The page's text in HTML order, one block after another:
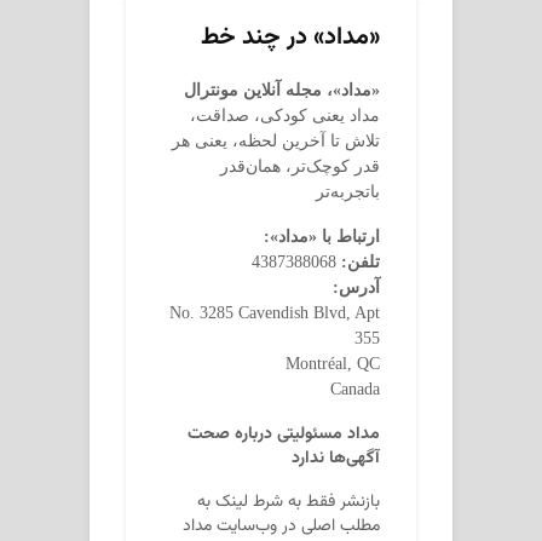
«مداد» در چند خط
«مداد»، مجله آنلاین مونترال
مداد یعنی کودکی، صداقت،
تلاش تا آخرین لحظه، یعنی هر
قدر کوچک‌تر، همان‌قدر
باتجربه‌تر
ارتباط با «مداد»:
تلفن:
آدرس:
No. 3285 Cavendish Blvd, Apt
355
Montréal, QC
Canada
مداد مسئولیتی درباره صحت
آگهی‌ها ندارد
بازنشر فقط به شرط لینک به
مطلب اصلی در وب‌سایت مداد